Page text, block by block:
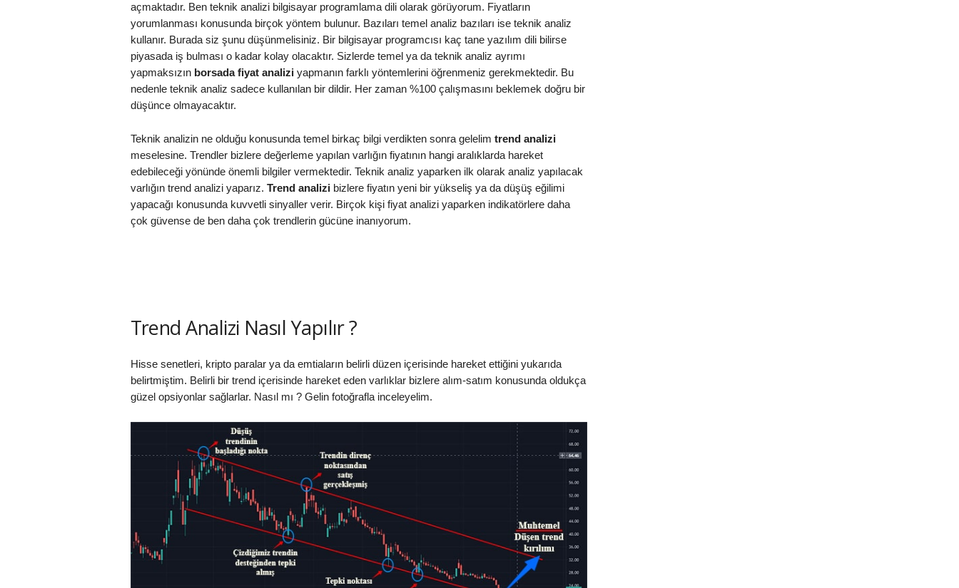
açmaktadır. Ben teknik analizi bilgisayar programlama dili olarak görüyorum. Fiyatların
yorumlanması konusunda birçok yöntem bulunur. Bazıları temel analiz bazıları ise teknik analiz
kullanır. Burada siz şunu düşünmelisiniz. Bir bilgisayar programcısı kaç tane yazılım dili bilirse
piyasada iş bulması o kadar kolay olacaktır. Sizlerde temel ya da teknik analiz ayrımı
yapmaksızın borsada fiyat analiziyapmanın farklı yöntemlerini öğrenmeniz gerekmektedir. Bu
nedenle teknik analiz sadece kullanılan bir dildir. Her zaman %100 çalışmasını beklemek doğru bir
düşünce olmayacaktır.
Teknik analizin ne olduğu konusunda temel birkaç bilgi verdikten sonra gelelim trend analizi
meselesine. Trendler bizlere değerleme yapılan varlığın fiyatının hangi aralıklarda hareket
edebileceği yönünde önemli bilgiler vermektedir. Teknik analiz yaparken ilk olarak analiz yapılacak
varlığın trend analizi yaparız. Trend analizibizlere fiyatın yeni bir yükseliş ya da düşüş eğilimi
yapacağı konusunda kuvvetli sinyaller verir. Birçok kişi fiyat analizi yaparken indikatörlere daha
çok güvense de ben daha çok trendlerin gücüne inanıyorum.
Trend Analizi Nasıl Yapılır ?
Hisse senetleri, kripto paralar ya da emtiaların belirli düzen içerisinde hareket ettiğini yukarıda
belirtmiştim. Belirli bir trend içerisinde hareket eden varlıklar bizlere alım-satım konusunda oldukça
güzel opsiyonlar sağlarlar. Nasıl mı ? Gelin fotoğrafla inceleyelim.